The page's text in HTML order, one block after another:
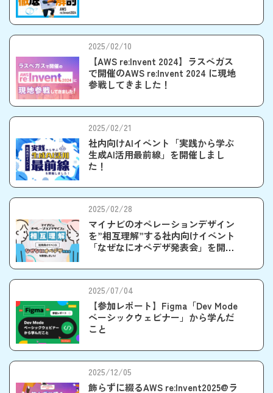
2025/02/10
【AWS re:Invent 2024】ラスベガス
で開催のAWS re:Invent 2024 に現地
参戦してきました！
2025/02/21
社内向けAIイベント「実践から学ぶ
生成AI活用最前線」を開催しまし
た！
2025/02/28
マイナビのオペレーションデザイン
を”相互理解”する社内向けイベント
「なぜなにオペデザ発表会」を開催
2025/07/04
【参加レポート】Figma「Dev Mode
ベーシックウェビナー」から学んだ
こと
2025/12/05
飾らずに綴るAWS re:Invent2025@ラ